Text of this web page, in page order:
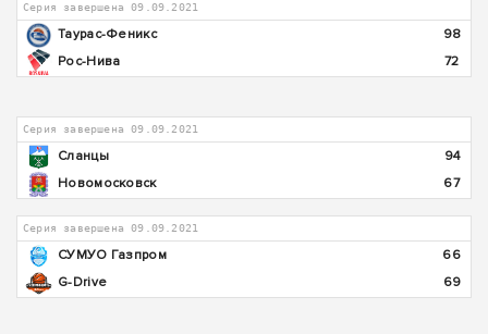
Серия завершена 09.09.2021
Таурас-Феникс
98
Рос-Нива
72
Серия завершена 09.09.2021
Сланцы
94
Новомосковск
67
Серия завершена 09.09.2021
СУМУО Газпром
66
G-Drive
69